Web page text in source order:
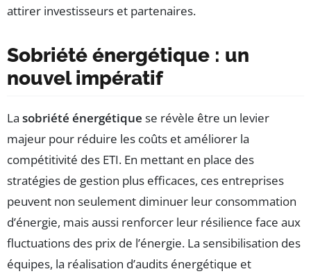
attirer investisseurs et partenaires.
Sobriété énergétique : un
nouvel impératif
La sobriété énergétique se révèle être un levier
majeur pour réduire les coûts et améliorer la
compétitivité des ETI. En mettant en place des
stratégies de gestion plus efficaces, ces entreprises
peuvent non seulement diminuer leur consommation
d’énergie, mais aussi renforcer leur résilience face aux
fluctuations des prix de l’énergie. La sensibilisation des
équipes, la réalisation d’audits énergétique et